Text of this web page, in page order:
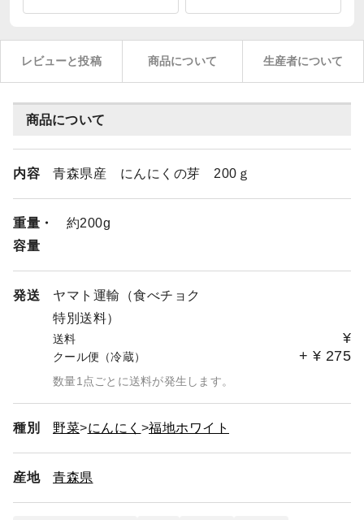
レビューと投稿 商品について 生産者について
商品について
内容 青森県産 にんにくの芽 200ｇ
重量・
容量
約200g
発送
ヤマト運輸（食べチョク
特別送料）
送料 ¥
クール便（冷蔵） + ¥ 275
数量1点ごとに送料が発生します。
種別 野菜 にんにく 福地ホワイト
産地 青森県